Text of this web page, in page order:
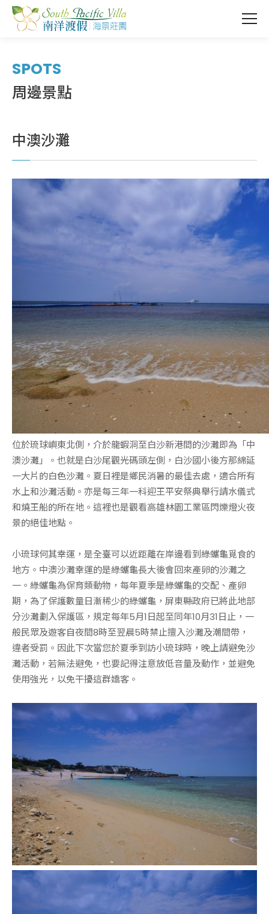
SPOTS
周邊景點
中澳沙灘
位於琉球嶼東北側，介於龍蝦洞至白沙新港間的沙灘即為「中
澳沙灘」。也就是白沙尾觀光碼頭左側，白沙國小後方那綿延
一大片的白色沙灘。夏日裡是鄉民消暑的最佳去處，適合所有
水上和沙灘活動。亦是每三年一科迎王平安祭典舉行請水儀式
和燒王船的所在地。這裡也是觀看高雄林園工業區閃爍燈火夜
景的絕佳地點。
小琉球何其幸運，是全臺可以近距離在岸邊看到綠蠵龜覓食的
地方。中澳沙灘幸運的是綠蠵龜長大後會回來產卵的沙灘之
一。綠蠵龜為保育類動物，每年夏季是綠蠵龜的交配、產卵
期，為了保護數量日漸稀少的綠蠵龜，屏東縣政府已將此地部
分沙灘劃入保護區，規定每年5月1日起至同年10月31日止，一
般民眾及遊客自夜間8時至翌晨5時禁止擅入沙灘及潮間帶，
違者受罰。因此下次當您於夏季到訪小琉球時，晚上請避免沙
灘活動，若無法避免，也要記得注意放低音量及動作，並避免
使用強光，以免干擾這群嬌客。